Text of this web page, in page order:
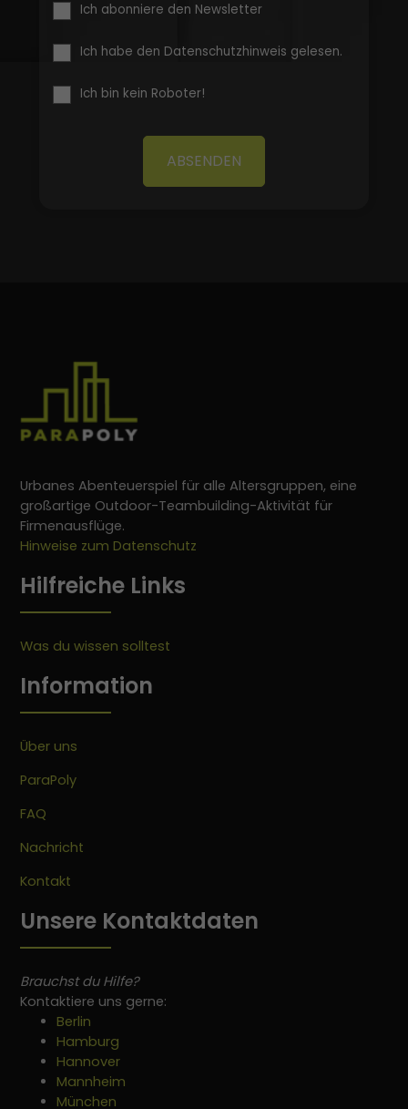
Ich abonniere den Newsletter
Ich habe den Datenschutzhinweis gelesen.
Ich bin kein Roboter!
ABSENDEN
Urbanes Abenteuerspiel für alle Altersgruppen, eine
großartige Outdoor-Teambuilding-Aktivität für
Firmenausflüge.
Hinweise zum Datenschutz
Hilfreiche Links
Was du wissen solltest
Information
Über uns
ParaPoly
FAQ
Nachricht
Kontakt
Unsere Kontaktdaten
Brauchst du Hilfe?
Kontaktiere uns gerne:
Berlin
Hamburg
Hannover
Mannheim
München